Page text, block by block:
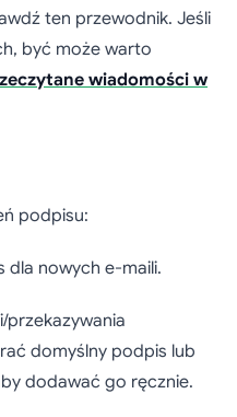
ten przewodnik. Jeśli
być może warto
wiadomości w
podpisu:
dla nowych e-maili.
domyślny podpis lub
dodawać go ręcznie.